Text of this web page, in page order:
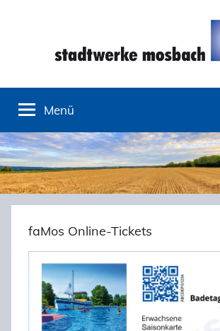
Stadtwerke
Mosbach
Menü
faMos Online-Tickets